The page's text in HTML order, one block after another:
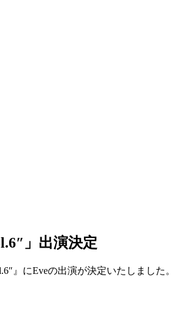
」出演決定
』にEveの出演が決定いたしました。